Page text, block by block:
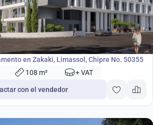
en Zakaki, Limassol, Chipre No. 50355
108 m² + VAT
con el vendedor